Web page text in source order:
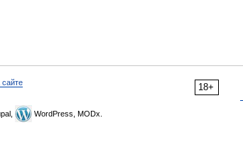
18+
WordPress, MODx.